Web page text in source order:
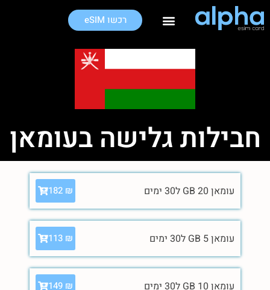
רכשו eSIM
חבילות גלישה בעומאן
עומאן 20 GB ל30 ימים 182 ₪
עומאן 5 GB ל30 ימים 113 ₪
עומאן 10 GB ל30 ימים 149 ₪